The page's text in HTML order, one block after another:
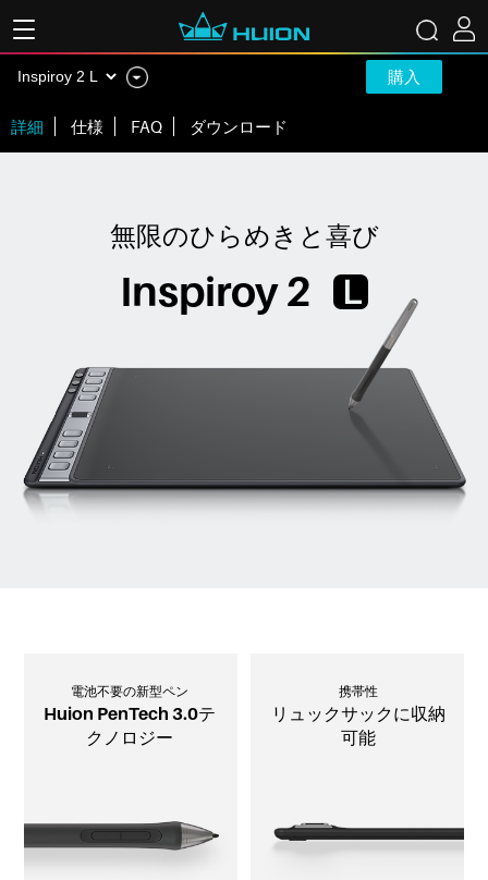
購入
詳細 仕様 FAQ ダウンロード
無限のひらめきと喜び
Inspiroy 2 L
電池不要の新型ペン
Huion PenTech 3.0テ
クノロジー
携帯性
リュックサックに収納
可能